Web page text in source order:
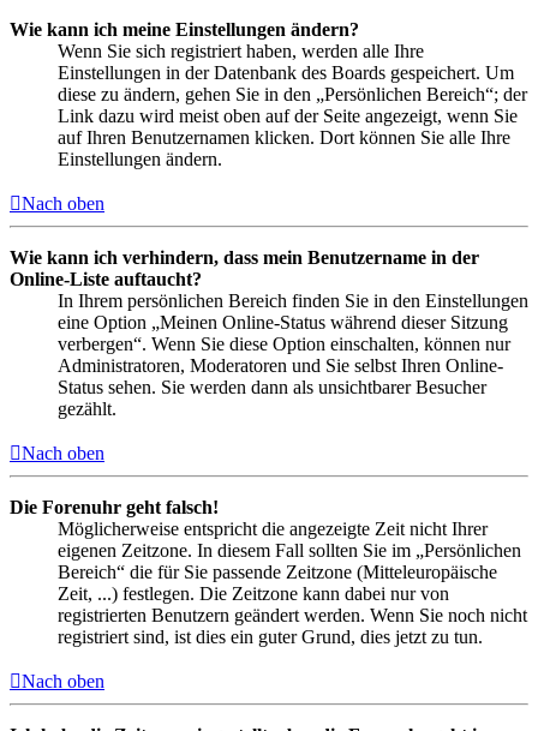
Wie kann ich meine Einstellungen ändern?
Wenn Sie sich registriert haben, werden alle Ihre
Einstellungen in der Datenbank des Boards gespeichert. Um
diese zu ändern, gehen Sie in den „Persönlichen Bereich“; der
Link dazu wird meist oben auf der Seite angezeigt, wenn Sie
auf Ihren Benutzernamen klicken. Dort können Sie alle Ihre
Einstellungen ändern.
Nach oben
Wie kann ich verhindern, dass mein Benutzername in der
Online-Liste auftaucht?
In Ihrem persönlichen Bereich finden Sie in den Einstellungen
eine Option „Meinen Online-Status während dieser Sitzung
verbergen“. Wenn Sie diese Option einschalten, können nur
Administratoren, Moderatoren und Sie selbst Ihren Online-
Status sehen. Sie werden dann als unsichtbarer Besucher
gezählt.
Nach oben
Die Forenuhr geht falsch!
Möglicherweise entspricht die angezeigte Zeit nicht Ihrer
eigenen Zeitzone. In diesem Fall sollten Sie im „Persönlichen
Bereich“ die für Sie passende Zeitzone (Mitteleuropäische
Zeit, ...) festlegen. Die Zeitzone kann dabei nur von
registrierten Benutzern geändert werden. Wenn Sie noch nicht
registriert sind, ist dies ein guter Grund, dies jetzt zu tun.
Nach oben